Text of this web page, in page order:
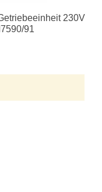
230V
91